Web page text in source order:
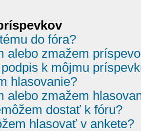
do fóra?
alebo zmažem
k môjmu
hlasovanie?
alebo zmažem
dostať k fóru?
hlasovať v ankete?